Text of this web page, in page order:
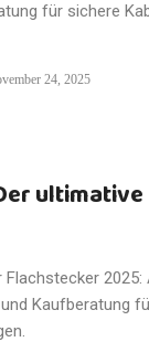
für sichere
24, 2025
2025:
Kaufberatung